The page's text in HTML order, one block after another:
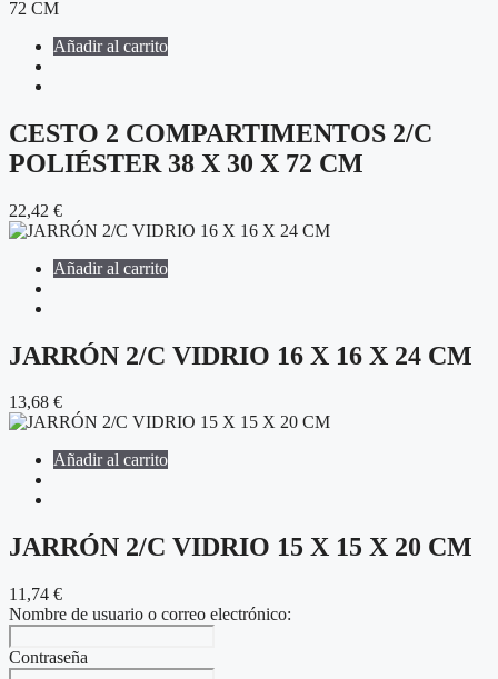
Añadir al carrito
CESTO 2 COMPARTIMENTOS 2/C
POLIÉSTER 38 X 30 X 72 CM
22,42 €
Añadir al carrito
JARRÓN 2/C VIDRIO 16 X 16 X 24 CM
13,68 €
Añadir al carrito
JARRÓN 2/C VIDRIO 15 X 15 X 20 CM
11,74 €
Nombre de usuario o correo electrónico:
Contraseña